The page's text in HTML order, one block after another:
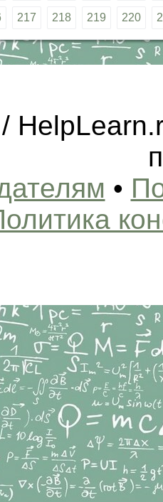
217 218 219 220
•